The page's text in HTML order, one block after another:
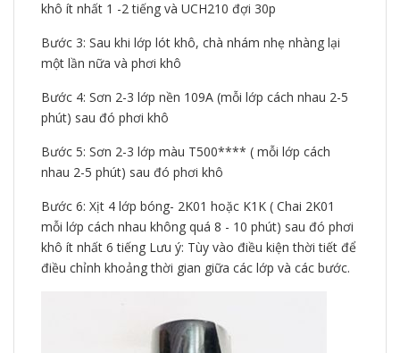
khô ít nhất 1 -2 tiếng và UCH210 đợi 30p
Bước 3: Sau khi lớp lót khô, chà nhám nhẹ nhàng lại
một lần nữa và phơi khô
Bước 4: Sơn 2-3 lớp nền 109A (mỗi lớp cách nhau 2-5
phút) sau đó phơi khô
Bước 5: Sơn 2-3 lớp màu T500**** ( mỗi lớp cách
nhau 2-5 phút) sau đó phơi khô
Bước 6: Xịt 4 lớp bóng- 2K01 hoặc K1K ( Chai 2K01
mỗi lớp cách nhau không quá 8 - 10 phút) sau đó phơi
khô ít nhất 6 tiếng Lưu ý: Tùy vào điều kiện thời tiết để
điều chỉnh khoảng thời gian giữa các lớp và các bước.